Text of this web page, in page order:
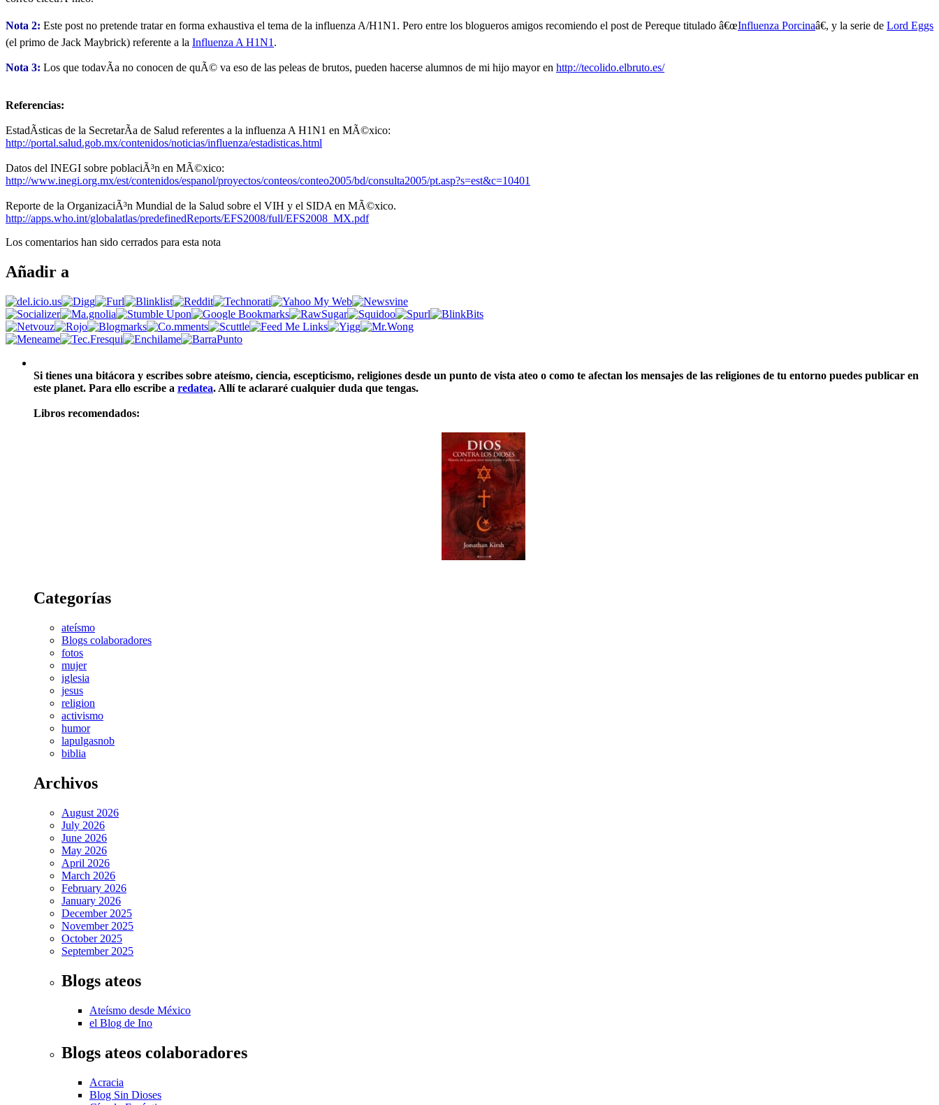
Nota 2: Este post no pretende tratar en forma exhaustiva el tema de la influenza A/H1N1. Pero entre los blogueros amigos recomiendo el post de Pereque titulado â€œInfluenza Porcinaâ€, y la serie de Lord Eggs
(el primo de Jack Maybrick) referente a la Influenza A H1N1 .
Nota 3: Los que todavÃ­a no conocen de quÃ© va eso de las peleas de brutos, pueden hacerse alumnos de mi hijo mayor en http://tecolido.elbruto.es/
Referencias:
EstadÃ­sticas de la SecretarÃ­a de Salud referentes a la influenza A H1N1 en MÃ©xico:
http://portal.salud.gob.mx/contenidos/noticias/influenza/estadisticas.html
Datos del INEGI sobre poblaciÃ³n en MÃ©xico:
http://www.inegi.org.mx/est/contenidos/espanol/proyectos/conteos/conteo2005/bd/consulta2005/pt.asp?s=est&c=10401
Reporte de la OrganizaciÃ³n Mundial de la Salud sobre el VIH y el SIDA en MÃ©xico.
http://apps.who.int/globalatlas/predefinedReports/EFS2008/full/EFS2008_MX.pdf
Los comentarios han sido cerrados para esta nota
Añadir a
Si tienes una bitácora y escribes sobre ateísmo, ciencia, escepticismo, religiones desde un punto de vista ateo o como te afectan los mensajes de las religiones de tu entorno puedes publicar en
este planet. Para ello escribe a redatea. Allí te aclararé cualquier duda que tengas.
Libros recomendados:
Categorías
ateísmo
Blogs colaboradores
fotos
mujer
iglesia
jesus
religion
activismo
humor
lapulgasnob
biblia
Archivos
August 2026
July 2026
June 2026
May 2026
April 2026
March 2026
February 2026
January 2026
December 2025
November 2025
October 2025
September 2025
Blogs ateos
Ateísmo desde México
el Blog de Ino
Blogs ateos colaboradores
Acracia
Blog Sin Dioses